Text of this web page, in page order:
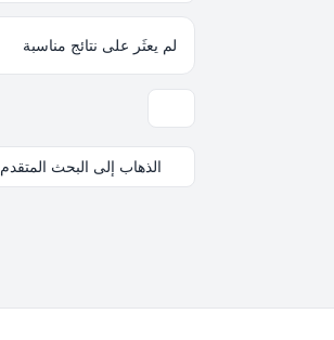
لم يعثَر على نتائج مناسبة
الذهاب إلى البحث المتقدم